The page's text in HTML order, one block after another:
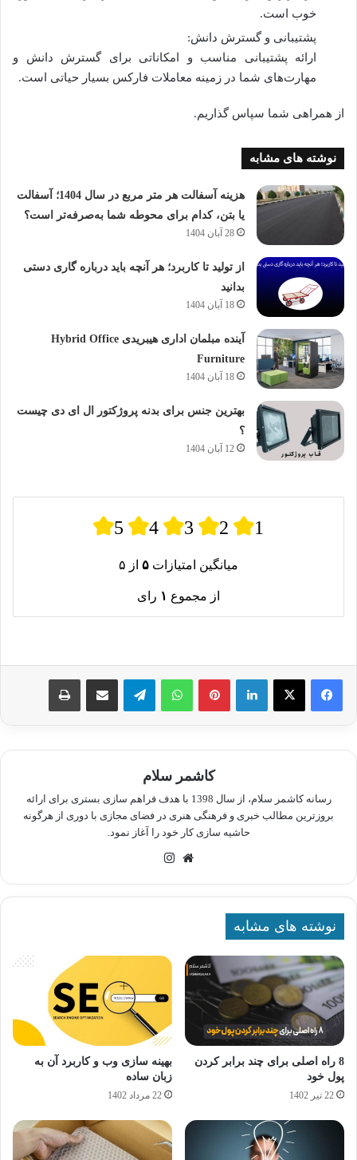
خوب است.
پشتیبانی و گسترش دانش:
ارائه پشتیبانی مناسب و امکاناتی برای گسترش دانش و
مهارت‌های شما در زمینه معاملات فارکس بسیار حیاتی است.
از همراهی شما سپاس گذاریم.
نوشته های مشابه
هزینه آسفالت هر متر مربع در سال 1404؛ آسفالت
یا بتن، کدام برای محوطه شما به‌صرفه‌تر است؟
28 آبان 1404
از تولید تا کاربرد؛ هر آنچه باید درباره گاری دستی
بدانید
18 آبان 1404
آینده مبلمان اداری هیبریدی Hybrid Office
Furniture
18 آبان 1404
بهترین جنس برای بدنه پروژکتور ال ای دی چیست
؟
12 آبان 1404
5 4 3 2 1
میانگین امتیازات ۵ از ۵
از مجموع ۱ رای
لینکدین پینترستواتس آپ تلگرام اشتراک گذاری از طریق ایمیل چاپ
کاشمر سلام
رسانه کاشمر سلام، از سال 1398 با هدف فراهم سازی بستری برای ارائه
بروزترین مطالب خبری و فرهنگی هنری در فضای مجازی با دوری از هرگونه
حاشیه سازی کار خود را آغاز نمود.
وبسایت
نوشته های مشابه
8 راه اصلی برای چند برابر کردن
پول خود
22 تیر 1402
بهینه سازی وب و کاربرد آن به
زبان ساده
22 مرداد 1402